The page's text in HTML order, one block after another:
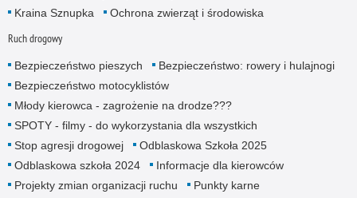
Kraina Sznupka
Ochrona zwierząt i środowiska
Ruch drogowy
Bezpieczeństwo pieszych
Bezpieczeństwo: rowery i hulajnogi
Bezpieczeństwo motocyklistów
Młody kierowca - zagrożenie na drodze???
SPOTY - filmy - do wykorzystania dla wszystkich
Stop agresji drogowej
Odblaskowa Szkoła 2025
Odblaskowa szkoła 2024
Informacje dla kierowców
Projekty zmian organizacji ruchu
Punkty karne